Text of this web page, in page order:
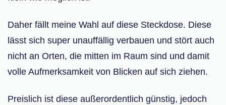
Daher fällt meine Wahl auf diese Steckdose. Diese
lässt sich super unauffällig verbauen und stört auch
nicht an Orten, die mitten im Raum sind und damit
volle Aufmerksamkeit von Blicken auf sich ziehen.
Preislich ist diese außerordentlich günstig, jedoch